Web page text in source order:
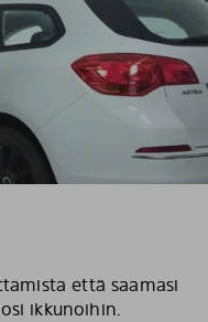
että saamasi
ikkunoihin.